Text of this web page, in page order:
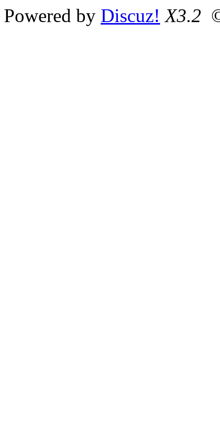
Powered by Discuz! X3.2